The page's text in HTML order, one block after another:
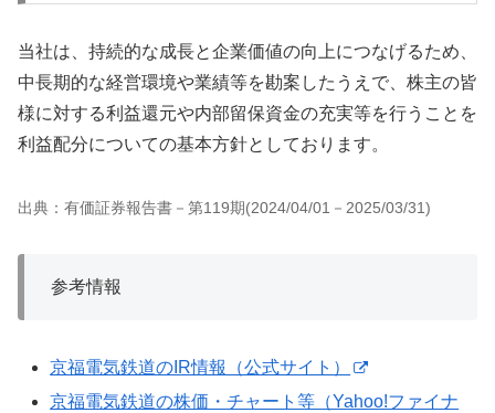
当社は、持続的な成長と企業価値の向上につなげるため、
中長期的な経営環境や業績等を勘案したうえで、株主の皆
様に対する利益還元や内部留保資金の充実等を行うことを
利益配分についての基本方針としております。
出典：有価証券報告書－第119期(2024/04/01－2025/03/31)
参考情報
京福電気鉄道のIR情報（公式サイト）
京福電気鉄道の株価・チャート等（Yahoo!ファイナ